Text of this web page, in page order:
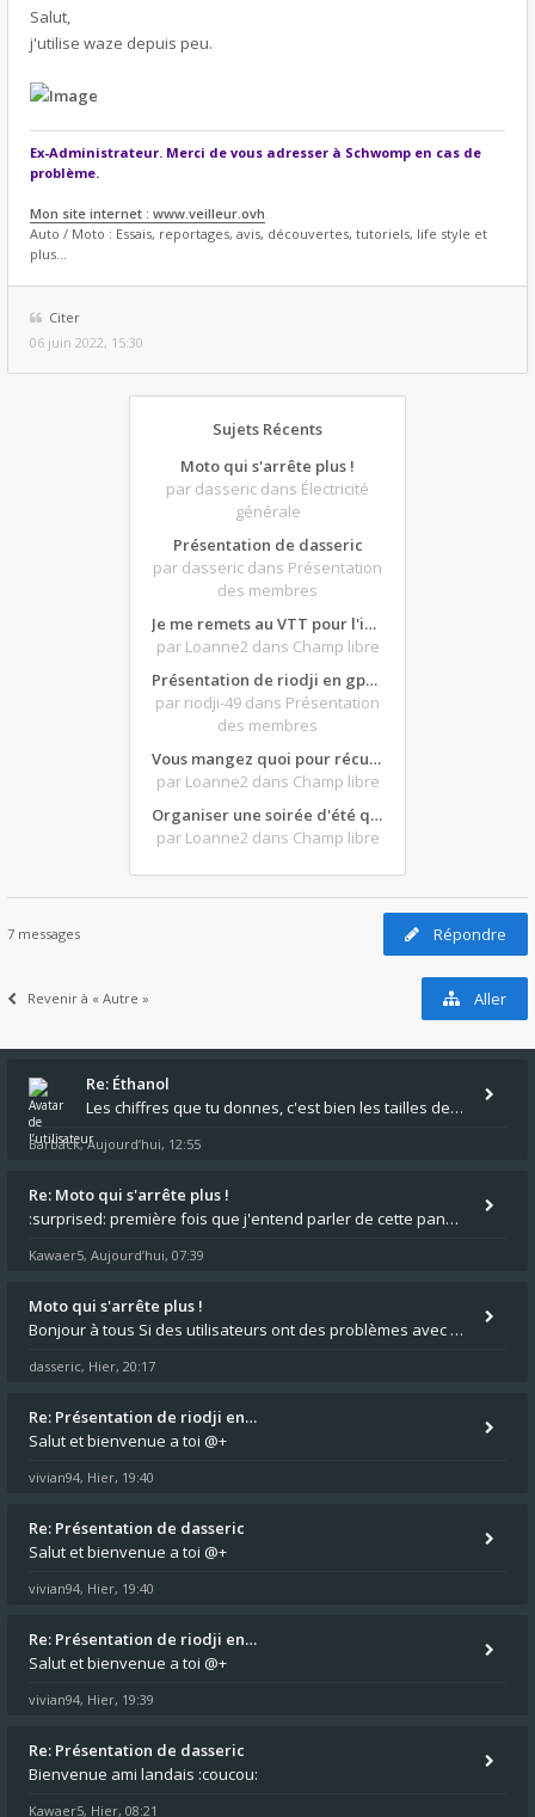
Salut,
j'utilise waze depuis peu.
Ex-Administrateur. Merci de vous adresser à Schwomp en cas de
problème.
Mon site internet : www.veilleur.ovh
Auto / Moto : Essais, reportages, avis, découvertes, tutoriels, life style et
plus...
Citer
06 juin 2022, 15:30
Sujets Récents
Moto qui s'arrête plus !
par dasseric dans Électricité
générale
Présentation de dasseric
par dasseric dans Présentation
des membres
Je me remets au VTT pour l'intersaison, version électrique
par Loanne2 dans Champ libre
Présentation de riodji en gpz500
par riodji-49 dans Présentation
des membres
Vous mangez quoi pour récupérer après une grosse journée de moto ?
par Loanne2 dans Champ libre
Organiser une soirée d'été qui claque : vos bons plans matos ?
par Loanne2 dans Champ libre
7 messages Répondre
Revenir à « Autre » Aller
Re: Éthanol
Les chiffres que tu donnes, c'est bien les tailles de gicleur ? Par contre tes "-2 tours" à quoi correspondent t'ils ?
Barback,Aujourd’hui, 12:55
Re: Moto qui s'arrête plus !
:surprised: première fois que j'entend parler de cette panne ,ta moto aurait été maraboutée? :pretre:
Kawaer5, Aujourd’hui, 07:39
Moto qui s'arrête plus !
Bonjour à tous Si des utilisateurs ont des problèmes avec leur moto qui démarre plus, la mienne ne coupe plus :?: - Je
dasseric, Hier, 20:17
Re: Présentation de riodji en…
Salut et bienvenue a toi @+
vivian94, Hier, 19:40
Re: Présentation de dasseric
Salut et bienvenue a toi @+
vivian94, Hier, 19:40
Re: Présentation de riodji en…
Salut et bienvenue a toi @+
vivian94, Hier, 19:39
Re: Présentation de dasseric
Bienvenue ami landais :coucou:
Kawaer5, Hier, 08:21